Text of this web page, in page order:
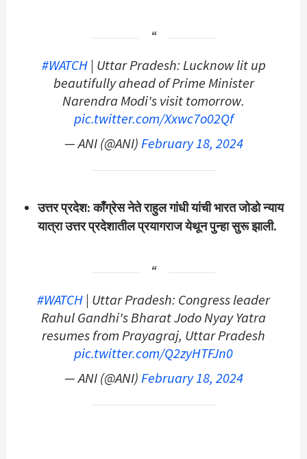
#WATCH| Uttar Pradesh: Lucknow lit up
beautifully ahead of Prime Minister
Narendra Modi's visit tomorrow.
pic.twitter.com/Xxwc7o02Qf
— ANI (@ANI)February 18, 2024
उत्तर प्रदेश: काँग्रेस नेते राहुल गांधी यांची भारत जोडो न्याय
यात्रा उत्तर प्रदेशातील प्रयागराज येथून पुन्हा सुरू झाली.
#WATCH | Uttar Pradesh: Congress leader
Rahul Gandhi's Bharat Jodo Nyay Yatra
resumes from Prayagraj, Uttar Pradesh
pic.twitter.com/Q2zyHTFJn0
— ANI (@ANI)February 18, 2024